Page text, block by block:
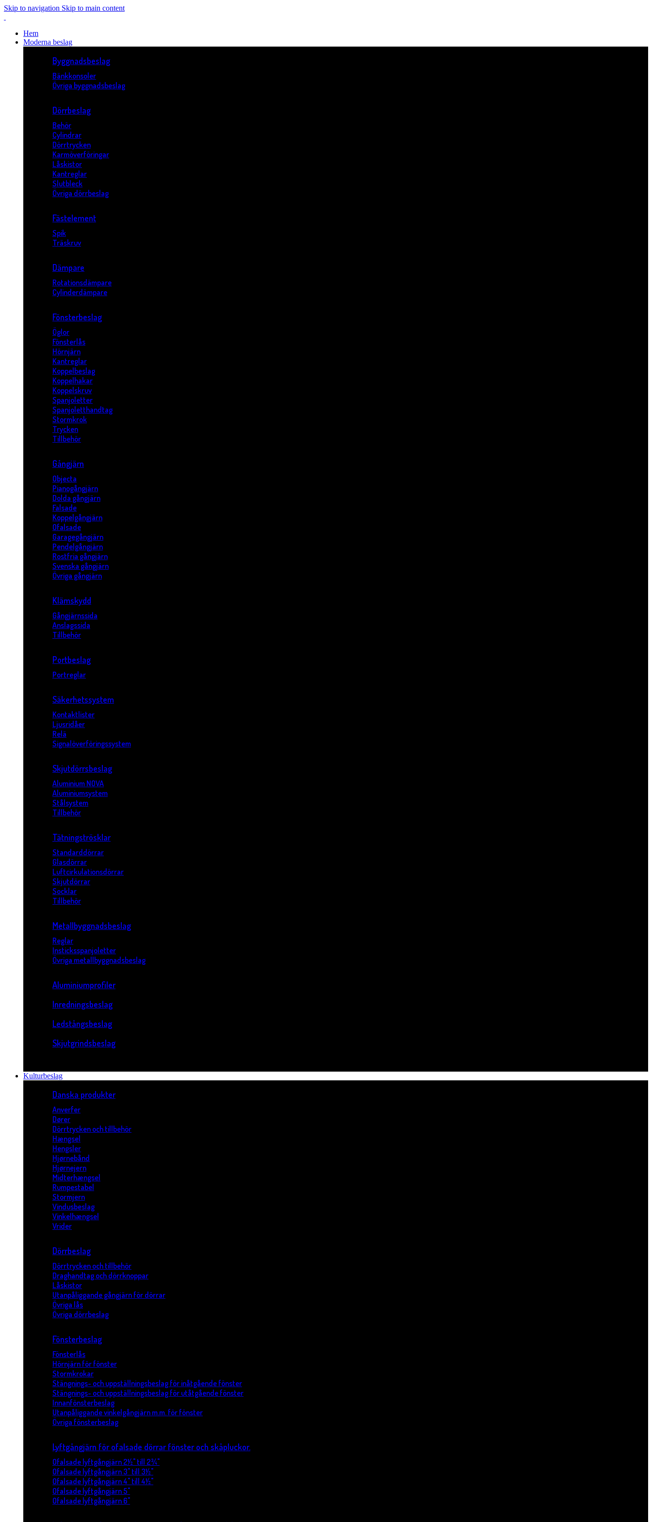
Skip to navigation Skip to main content
Hem
Moderna beslag
Byggnadsbeslag
Bänkkonsoler
Övriga byggnadsbeslag
Dörrbeslag
Behör
Cylindrar
Dörrtrycken
Karmöverföringar
Låskistor
Kantreglar
Slutbleck
Övriga dörrbeslag
Fästelement
Spik
Träskruv
Dämpare
Rotationsdämpare
Cylinderdämpare
Fönsterbeslag
Öglor
Fönsterlås
Hörnjärn
Kantreglar
Koppelbeslag
Koppelhakar
Koppelskruv
Spanjoletter
Spanjoletthandtag
Stormkrok
Trycken
Tillbehör
Gångjärn
Objecta
Pianogångjärn
Dolda gångjärn
Falsade
Koppelgångjärn
Ofalsade
Garagegångjärn
Pendelgångjärn
Rostfria gångjärn
Svenska gångjärn
Övriga gångjärn
Klämskydd
Gångjärnssida
Anslagssida
Tillbehör
Portbeslag
Portreglar
Säkerhetssystem
Kontaktlister
Ljusridåer
Relä
Signalöverföringssystem
Skjutdörrsbeslag
Aluminium NOVA
Aluminiumsystem
Stålsystem
Tillbehör
Tätningströsklar
Standarddörrar
Glasdörrar
Luftcirkulationsdörrar
Skjutdörrar
Socklar
Tillbehör
Metallbyggnadsbeslag
Reglar
Insticksspanjoletter
Övriga metallbyggnadsbeslag
Aluminiumprofiler
Inredningsbeslag
Ledstångsbeslag
Skjutgrindsbeslag
Kulturbeslag
Danska produkter
Anverfer
Dører
Dörrtrycken och tillbehör
Hængsel
Hengsler
Hjørnebånd
Hjørnejern
Midterhængsel
Rumpestabel
Stormjern
Vindusbeslag
Vinkelhængsel
Vrider
Dörrbeslag
Dörrtrycken och tillbehör
Draghandtag och dörrknoppar
Låskistor
Utanpåliggande gångjärn för dörrar
Övriga lås
Övriga dörrbeslag
Fönsterbeslag
Fönsterlås
Hörnjärn för fönster
Stormkrokar
Stängnings- och uppställningsbeslag för inåtgående fönster
Stängnings- och uppställningsbeslag för utåtgående fönster
Innanfönsterbeslag
Utanpåliggande vinkelgångjärn m.m. för fönster
Övriga fönsterbeslag
Lyftgångjärn för ofalsade dörrar fönster och skåpluckor.
Ofalsade lyftgångjärn 2½" till 2¾"
Ofalsade lyftgångjärn 3" till 3½"
Ofalsade lyftgångjärn 4" till 4½"
Ofalsade lyftgångjärn 5"
Ofalsade lyftgångjärn 6"